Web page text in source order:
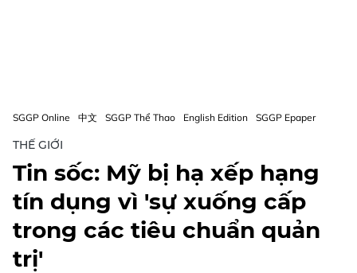
SGGP Online 中文 SGGP Thể Thao English Edition SGGP Epaper
THẾ GIỚI
Tin sốc: Mỹ bị hạ xếp hạng
tín dụng vì 'sự xuống cấp
trong các tiêu chuẩn quản
trị'